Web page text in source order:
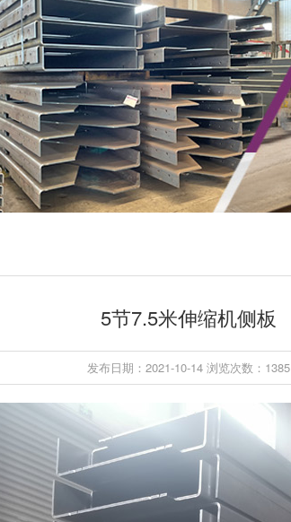
5节7.5米伸缩机侧板
发布日期：2021-10-14 浏览次数：1385